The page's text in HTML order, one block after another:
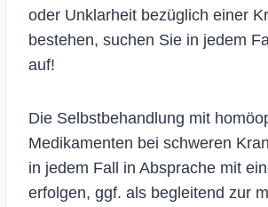
oder Unklarheit bezüglich einer
bestehen, suchen Sie in jedem
auf!
Die Selbstbehandlung mit
Medikamenten bei schweren
in jedem Fall in Absprache mit
erfolgen, ggf. als begleitend zur